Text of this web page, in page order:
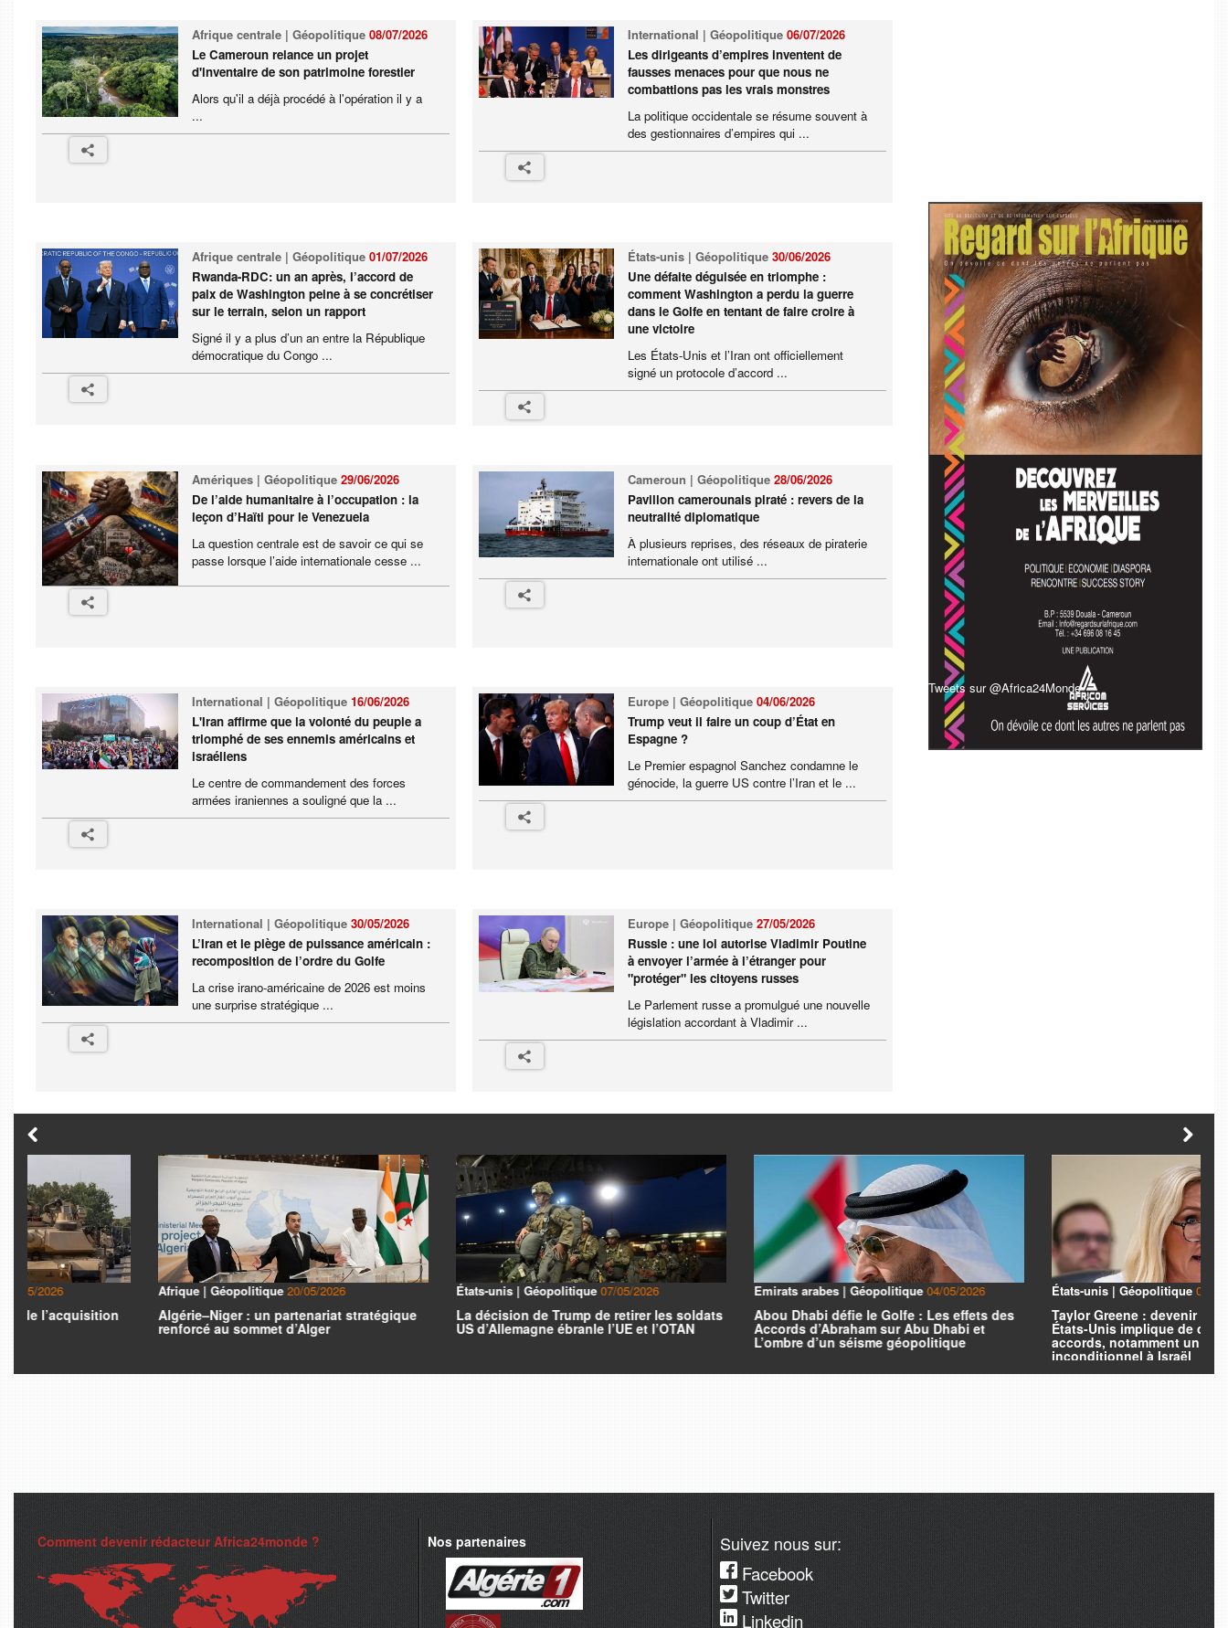
Afrique centrale | Géopolitique 08/07/2026
Le Cameroun relance un projet
d'inventaire de son patrimoine forestier
Alors qu'il a déjà procédé à l'opération il y a
...
International | Géopolitique06/07/2026
Les dirigeants d’empires inventent de
fausses menaces pour que nous ne
combattions pas les vrais monstres
La politique occidentale se résume souvent à
des gestionnaires d’empires qui ...
Afrique centrale | Géopolitique 01/07/2026
Rwanda-RDC: un an après, l’accord de
paix de Washington peine à se concrétiser
sur le terrain, selon un rapport
Signé il y a plus d’un an entre la République
démocratique du Congo ...
États-unis | Géopolitique30/06/2026
Une défaite déguisée en triomphe :
comment Washington a perdu la guerre
dans le Golfe en tentant de faire croire à
une victoire
Les États-Unis et l’Iran ont officiellement
signé un protocole d’accord ...
Amériques | Géopolitique 29/06/2026
De l’aide humanitaire à l’occupation : la
leçon d’Haïti pour le Venezuela
La question centrale est de savoir ce qui se
passe lorsque l’aide internationale cesse ...
Cameroun | Géopolitique28/06/2026
Pavillon camerounais piraté : revers de la
neutralité diplomatique
À plusieurs reprises, des réseaux de piraterie
internationale ont utilisé ...
International | Géopolitique 16/06/2026
L'Iran affirme que la volonté du peuple a
triomphé de ses ennemis américains et
israéliens
Le centre de commandement des forces
armées iraniennes a souligné que la ...
Europe | Géopolitique04/06/2026
Trump veut il faire un coup d’État en
Espagne ?
Le Premier espagnol Sanchez condamne le
génocide, la guerre US contre l’Iran et le ...
International | Géopolitique 30/05/2026
L’Iran et le piège de puissance américain :
recomposition de l’ordre du Golfe
La crise irano-américaine de 2026 est moins
une surprise stratégique ...
Europe | Géopolitique27/05/2026
Russie : une loi autorise Vladimir Poutine
à envoyer l’armée à l’étranger pour
"protéger" les citoyens russes
Le Parlement russe a promulgué une nouvelle
législation accordant à Vladimir ...
Tweets sur @Africa24Monde
Afrique | Géopolitique20/05/2026
Algérie–Niger : un partenariat stratégique
renforcé au sommet d’Alger
États-unis | Géopolitique07/05/2026
La décision de Trump de retirer les soldats
US d’Allemagne ébranle l’UE et l’OTAN
Emirats arabes | Géopolitique04/05/2026
Abou Dhabi défie le Golfe : Les effets des
Accords d’Abraham sur Abu Dhabi et
L’ombre d’un séisme géopolitique
États-unis | Géopolitique02/05/2026
Taylor Greene : devenir président des
États-Unis implique de conclure des
accords, notamment un soutien
inconditionnel à Israël
Comment devenir rédacteur Africa24monde ? Nos partenaires
Suivez nous sur:
Facebook
Twitter
Linkedin